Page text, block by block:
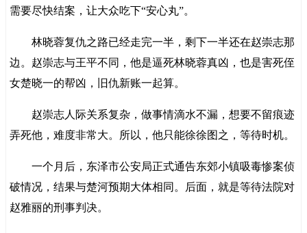
需要尽快结案，让大众吃下“安心丸”。
林晓蓉复仇之路已经走完一半，剩下一半还在赵崇志那
边。赵崇志与王平不同，他是逼死林晓蓉真凶，也是害死侄
女楚晓一的帮凶，旧仇新账一起算。
赵崇志人际关系复杂，做事情滴水不漏，想要不留痕迹
弄死他，难度非常大。所以，他只能徐徐图之，等待时机。
一个月后，东泽市公安局正式通告东郊小镇吸毒惨案侦
破情况，结果与楚河预期大体相同。后面，就是等待法院对
赵雅丽的刑事判决。